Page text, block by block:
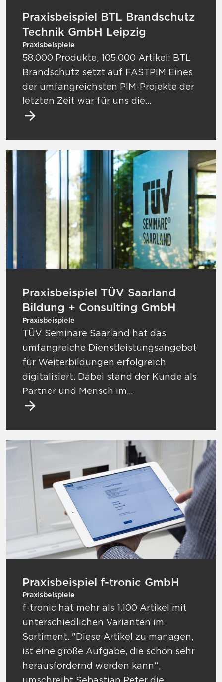
Praxisbeispiel BTL Brandschutz
Technik GmbH Leipzig
Praxisbeispiele
58.000 Produkte, 105.000 Artikel: BTL
Brandschutz setzt auf FASTPIM Eines
der umfangreichsten PIM-Projekte der
letzten Zeit war für uns die…
Praxisbeispiel TÜV Saarland
Bildung + Consulting GmbH
Praxisbeispiele
TÜV Seminare Saarland hat das
umfangreiche Dienstleistungsangebot
für Weiterbildungen erfolgreich
digitalisiert. Dabei stand der Kunde als
Partner und Mensch im…
Mehr zu Praxisbeispiel TÜV Saarland
Praxisbeispiel f-tronic GmbH
Praxisbeispiele
f-tronic hat mehr als 1.100 Artikel mit
unterschiedlichen Varianten im
Sortiment. "Diese Artikel zu managen,
ist eine große Aufgabe, die schon sehr
herausfordernd werden kann“,
umschreibt Sebastian Peter die
Mehr zu Praxisbeispiel f-tronic GmbH